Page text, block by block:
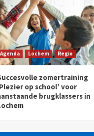
Agenda Lochem Regio
zomertraining
op school’ voor
brugklassers in